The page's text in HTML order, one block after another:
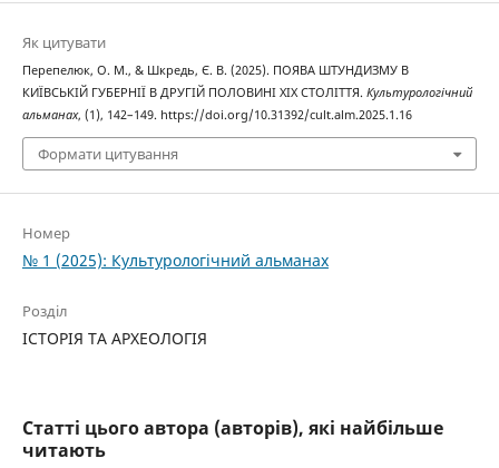
Як цитувати
Перепелюк, О. М., & Шкредь, Є. В. (2025). ПОЯВА ШТУНДИЗМУ В
КИЇВСЬКІЙ ГУБЕРНІЇ В ДРУГІЙ ПОЛОВИНІ XIX СТОЛІТТЯ. Культурологічний
альманах, (1), 142–149. https://doi.org/10.31392/cult.alm.2025.1.16
Формати цитування
Номер
№ 1 (2025): Культурологічний альманах
Розділ
ІСТОРІЯ ТА АРХЕОЛОГІЯ
Статті цього автора (авторів), які найбільше
читають